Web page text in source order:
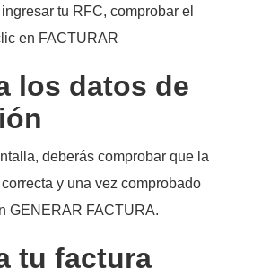
tu RFC, comprobar el
en FACTURAR
los datos de
deberás comprobar que la
y una vez comprobado
GENERAR FACTURA.
tu factura